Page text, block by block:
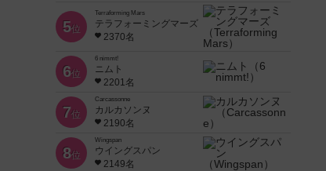
5位
Terraforming Mars
テラフォーミングマーズ
2370名
6位
6 nimmt!
ニムト
2201名
7位
Carcassonne
カルカソンヌ
2190名
8位
Wingspan
ウイングスパン
2149名